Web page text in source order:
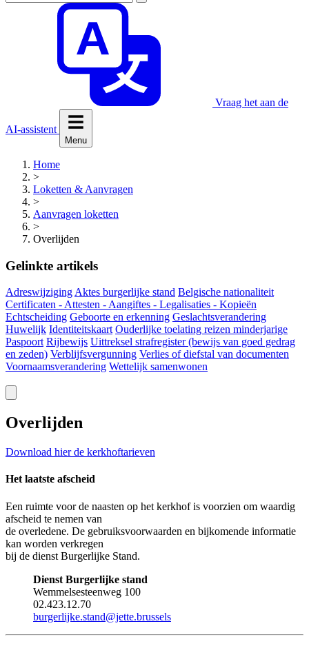
Vraag het aan de
AI-assistent
Menu
Home
>
Loketten & Aanvragen
>
Aanvragen loketten
>
Overlijden
Gelinkte artikels
Adreswijziging Aktes burgerlijke stand Belgische nationaliteit
Certificaten - Attesten - Aangiftes - Legalisaties - Kopieën
Echtscheiding Geboorte en erkenning Geslachtsverandering
Huwelijk Identiteitskaart Ouderlijke toelating reizen minderjarige
Paspoort Rijbewijs Uittreksel strafregister (bewijs van goed gedrag
en zeden) Verblijfsvergunning Verlies of diefstal van documenten
Voornaamsverandering Wettelijk samenwonen
Overlijden
Download hier de kerkhoftarieven
Het laatste afscheid
Een ruimte voor de naasten op het kerkhof is voorzien om waardig
afscheid te nemen van
de overledene. De gebruiksvoorwaarden en bijkomende informatie
kan worden verkregen
bij de dienst Burgerlijke Stand.
Dienst Burgerlijke stand
Wemmelsesteenweg 100
02.423.12.70
burgerlijke.stand@jette.brussels